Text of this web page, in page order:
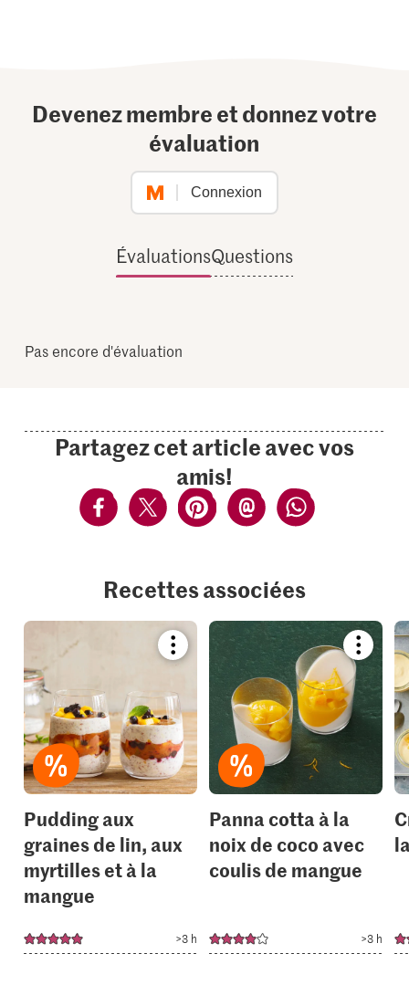
Devenez membre et donnez votre
évaluation
Connexion
ÉvaluationsQuestions
Pas encore d'évaluation
Partagez cet article avec vos
amis!
Recettes associées
Bookmark
recipe
add
it
to
your
collections.
Pudding aux
graines de lin, aux
myrtilles et à la
mangue
>3 h
recipe
or
add
to
Panna cotta à la
noix de coco avec
coulis de mangue
>3 h